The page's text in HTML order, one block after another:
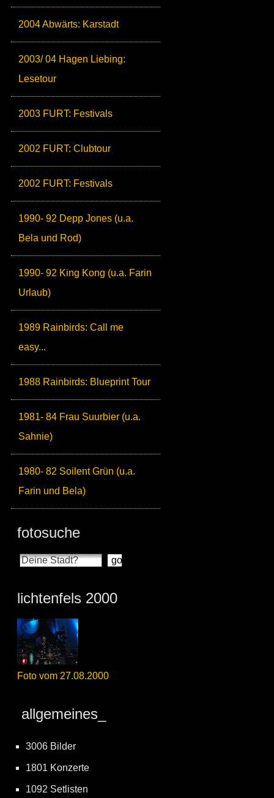
2004 Abwärts: Karstadt
2003/ 04 Hagen Liebing:
Lesetour
2003 FURT: Festivals
2002 FURT: Clubtour
2002 FURT: Festivals
1990- 92 Depp Jones (u.a.
Bela und Rod)
1990- 92 King Kong (u.a. Farin
Urlaub)
1989 Rainbirds: Call me
easy...
1988 Rainbirds: Blueprint Tour
1981- 84 Frau Suurbier (u.a.
Sahnie)
1980- 82 Soilent Grün (u.a.
Farin und Bela)
fotosuche
lichtenfels 2000
Foto vom 27.08.2000
allgemeines_
3006 Bilder
1801 Konzerte
1092 Setlisten